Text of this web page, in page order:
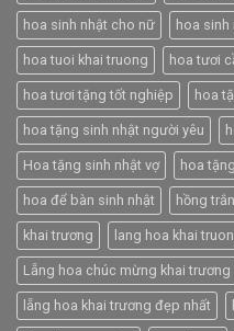
hoa sinh nhật cho nữ hoa sinh
hoa tuoi khai truong hoa tươi
hoa tươi tặng tốt nghiệp hoa
hoa tặng sinh nhật người yêu
Hoa tặng sinh nhật vợ hoa
hoa để bàn sinh nhật hồng
khai trương lang hoa khai
Lẵng hoa chúc mừng khai trương
lẵng hoa khai trương đẹp nhất